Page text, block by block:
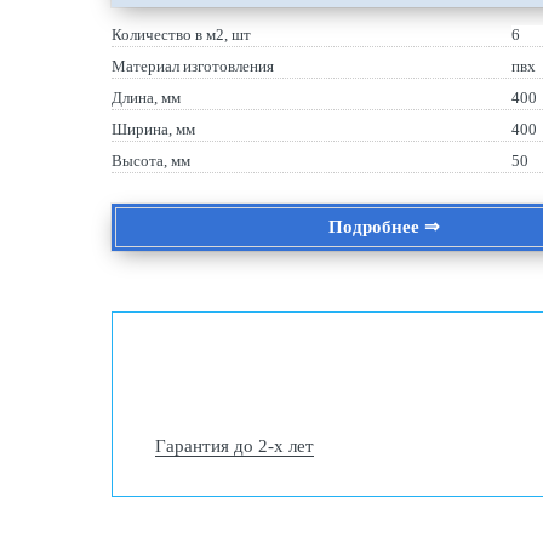
Количество в м2, шт
6
Материал изготовления
пвх
Длина, мм
400
Ширина, мм
400
Высота, мм
50
Подробнее ⇒
Гарантия до 2-х лет